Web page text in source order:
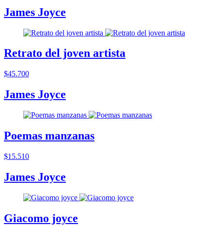
James Joyce
Retrato del joven artista
$45.700
James Joyce
Poemas manzanas
$15.510
James Joyce
Giacomo joyce